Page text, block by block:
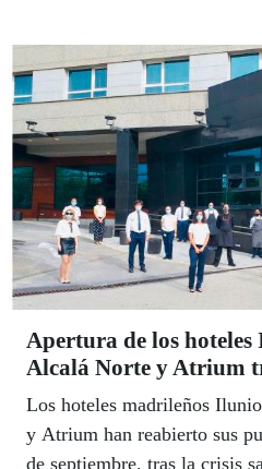
Apertura de los
Alcalá Norte y Atrium
Los hoteles madrileños
y Atrium han reabierto sus
de septiembre, tras la crisis